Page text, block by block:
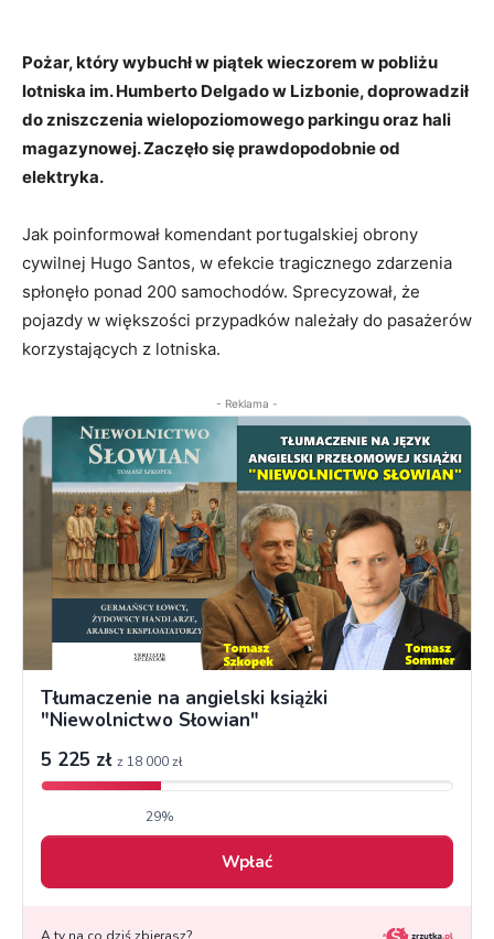
Pożar, który wybuchł w piątek wieczorem w pobliżu
lotniska im. Humberto Delgado w Lizbonie, doprowadził
do zniszczenia wielopoziomowego parkingu oraz hali
magazynowej. Zaczęło się prawdopodobnie od
elektryka.
Jak poinformował komendant portugalskiej obrony
cywilnej Hugo Santos, w efekcie tragicznego zdarzenia
spłonęło ponad 200 samochodów. Sprecyzował, że
pojazdy w większości przypadków należały do pasażerów
korzystających z lotniska.
- Reklama -